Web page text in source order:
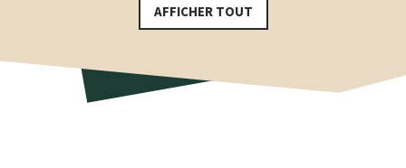
AFFICHER TOUT